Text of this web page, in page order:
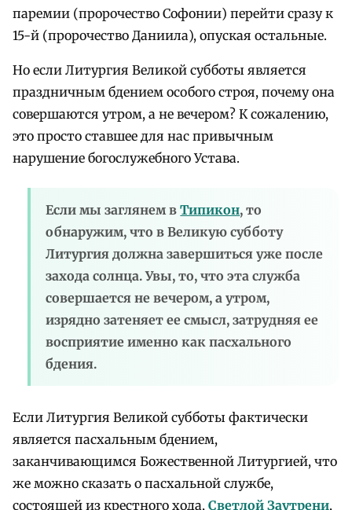
паремии (пророчество Софонии) перейти сразу к
15-й (пророчество Даниила), опуская остальные.
Но если Литургия Великой субботы является
праздничным бдением особого строя, почему она
совершаются утром, а не вечером? К сожалению,
это просто ставшее для нас привычным
нарушение богослужебного Устава.
Если мы заглянем вТипикон, то
обнаружим, что в Великую субботу
Литургия должна завершиться уже после
захода солнца. Увы, то, что эта служба
совершается не вечером, а утром,
изрядно затеняет ее смысл, затрудняя ее
восприятие именно как пасхального
бдения.
Если Литургия Великой субботы фактически
является пасхальным бдением,
заканчивающимся Божественной Литургией, что
же можно сказать о пасхальной службе,
состоящей из крестного хода, Светлой Заутрени,